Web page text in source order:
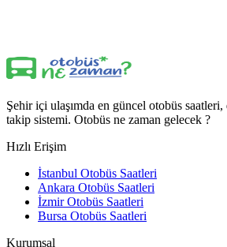
Şehir içi ulaşımda en güncel otobüs
takip sistemi. Otobüs ne zaman gelecek ?
Hızlı Erişim
İstanbul Otobüs Saatleri
Ankara Otobüs Saatleri
İzmir Otobüs Saatleri
Bursa Otobüs Saatleri
Kurumsal